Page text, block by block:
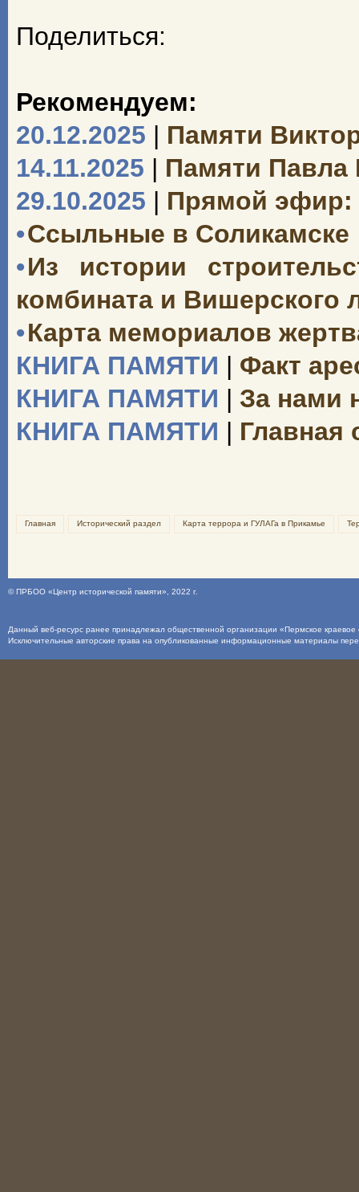
Поделиться:
Рекомендуем:
20.12.2025 | Памяти
14.11.2025 | Памяти Павла
29.10.2025 | Прямой эфир:
•Ссыльные в Соликамске
•Из истории
комбината и Вишерского
•Карта мемориалов
КНИГА ПАМЯТИ | Факт
КНИГА ПАМЯТИ | За нами
КНИГА ПАМЯТИ | Главная
Главная Исторический раздел Карта террора и ГУЛАГа в Прикамье
©ПРБОО «Центр исторической памяти» , 2022 г.
Данный веб-ресурс ранее принадлежал общественной организации «Пермское
Исключительные авторские права на опубликованные информационные материалы